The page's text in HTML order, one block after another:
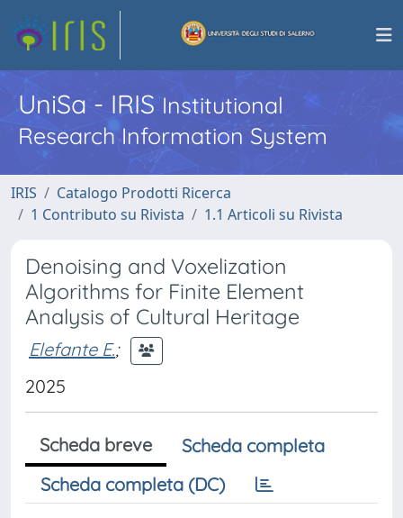
UniSa - IRISInstitutional
Research Information System
IRIS
Catalogo Prodotti Ricerca
1 Contributo su Rivista
1.1 Articoli su Rivista
Denoising and Voxelization
Algorithms for Finite Element
Analysis of Cultural Heritage
Elefante E.;
2025
Scheda breve
Scheda completa
Scheda completa (DC)